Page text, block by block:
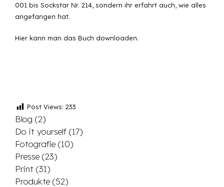
001 bis Sockstar Nr. 214, sondern ihr erfahrt auch, wie alles
angefangen hat.
Hier kann man das Buch downloaden.
Post Views: 233
Blog (2)
Do it yourself (17)
Fotografie (10)
Presse (23)
Print (31)
Produkte (52)